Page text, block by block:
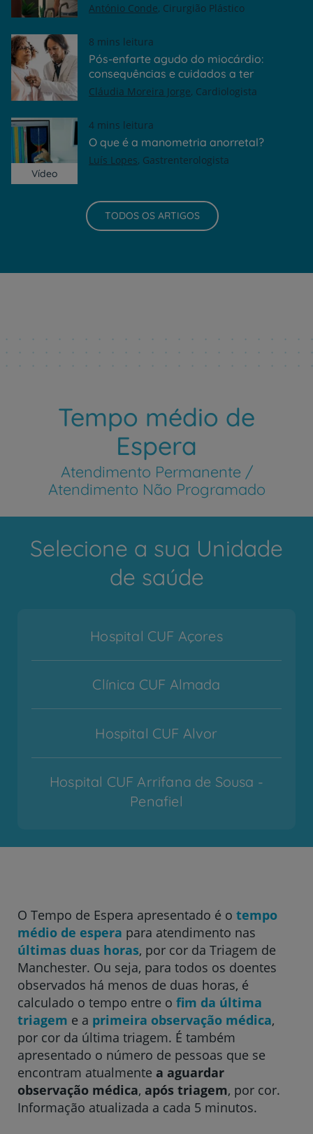
António Conde Cirurgião Plástico
8 mins leitura
Pós-enfarte agudo do miocárdio:
consequências e cuidados a ter
Cláudia Moreira Jorge Cardiologista
Vídeo
4 mins leitura
O que é a manometria anorretal?
Luís Lopes Gastrenterologista
TODOS OS ARTIGOS
Tempo médio de
Espera
Atendimento Permanente /
Atendimento Não Programado
Selecione a sua Unidade
de saúde
Hospital CUF Açores
Clínica CUF Almada
Hospital CUF Alvor
Hospital CUF Arrifana de Sousa -
Penafiel
Hospital CUF Cascais
Hospital CUF Descobertas - Lisboa
Hospital CUF Faro
Clínica CUF Funchal
Clínica CUF Guia - AlgarveShopping
O Tempo de Espera apresentado é o tempo
médio de espera para atendimento nas
últimas duas horas, por cor da Triagem de
Manchester. Ou seja, para todos os doentes
observados há menos de duas horas, é
calculado o tempo entre o fim da última
triagem e a primeira observação médica,
por cor da última triagem. É também
apresentado o número de pessoas que se
encontram atualmente a aguardar
observação médica, após triagem, por cor.
Informação atualizada a cada 5 minutos.